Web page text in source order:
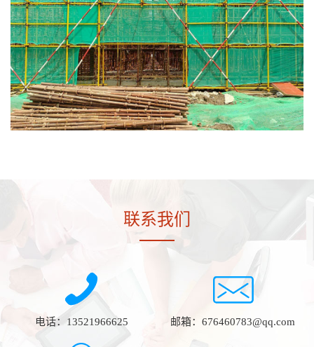
联系我们
电话：13521966625 邮箱：676460783@qq.com